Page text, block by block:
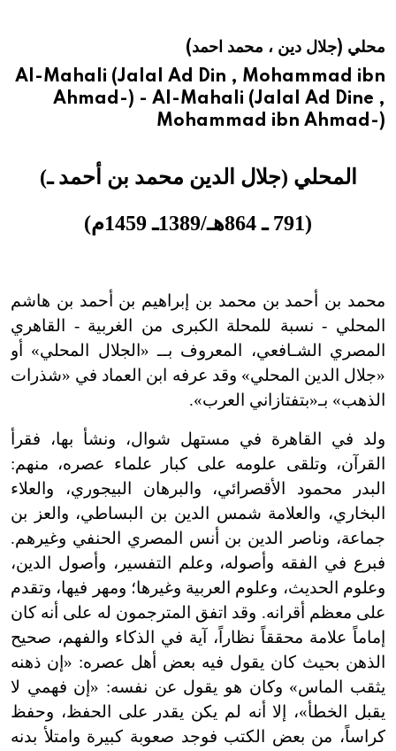
محلي (جلال دين ، محمد احمد)
Al-Mahali (Jalal Ad Din , Mohammad ibn
Ahmad-) - Al-Mahali (Jalal Ad Dine ,
Mohammad ibn Ahmad-)
المحلي (جلال الدين محمد بن أحمد ـ)
(791 ـ 864هـ/1389ـ 1459م)
محمد بن أحمد بن محمد بن إبراهيم بن أحمد بن هاشم
المحلي - نسبة للمحلة الكبرى من الغربية - القاهري
المصري الشـافعي، المعروف بــ «الجلال المحلي» أو
«جلال الدين المحلي» وقد عرفه ابن العماد في «شذرات
الذهب» بـ«بتفتازاني العرب».
ولد في القاهرة في مستهل شوال، ونشأ بها، فقرأ
القرآن، وتلقى علومه على كبار علماء عصره، منهم:
البدر محمود الأقصرائي، والبرهان البيجوري، والعلاء
البخاري، والعلامة شمس الدين بن البساطي، والعز بن
جماعة، وناصر الدين بن أنس المصري الحنفي وغيرهم.
فبرع في الفقه وأصوله، وعلم التفسير، وأصول الدين،
وعلوم الحديث، وعلوم العربية وغيرها؛ ومهر فيها، وتقدم
على معظم أقرانه. وقد اتفق المترجمون له على أنه كان
إماماً علامة محققاً نظاراً، آية في الذكاء والفهم، صحيح
الذهن بحيث كان يقول فيه بعض أهل عصره: «إن ذهنه
يثقب الماس» وكان هو يقول عن نفسه: «إن فهمي لا
يقبل الخطأ»، إلا أنه لم يكن يقدر على الحفظ، وحفظ
كراساً، من بعض الكتب فوجد صعوبة كبيرة وامتلأ بدنه